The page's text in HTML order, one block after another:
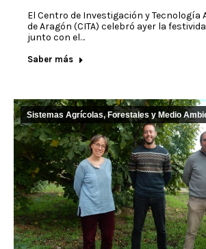
El Centro de Investigación y Tecnología
de Aragón (CITA) celebró ayer la
junto con el…
Saber más
Sistemas Agrícolas, Forestales y Medio